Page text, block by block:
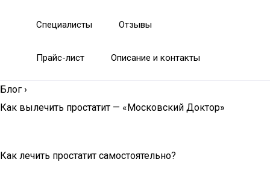
Специалисты Отзывы
Прайс-лист Описание и контакты
Блог ›
Как вылечить простатит — «Московский Доктор»
Как лечить простатит самостоятельно?